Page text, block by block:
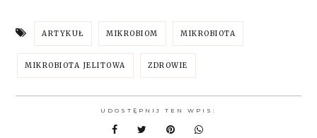
ARTYKUŁ MIKROBIOM MIKROBIOTA
MIKROBIOTA JELITOWA ZDROWIE
UDOSTĘPNIJ TEN WPIS: